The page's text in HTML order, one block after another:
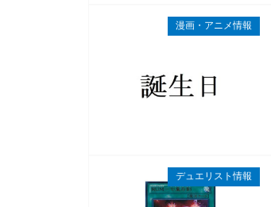
漫画・アニメ情報
デュエリスト情報